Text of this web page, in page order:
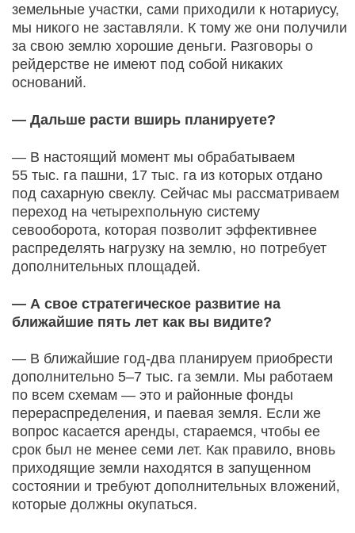
земельные участки, сами приходили к нотариусу,
мы никого не заставляли. К тому же они получили
за свою землю хорошие деньги. Разговоры о
рейдерстве не имеют под собой никаких
оснований.
— Дальше расти вширь планируете?
— В настоящий момент мы обрабатываем
55 тыс. га пашни, 17 тыс. га из которых отдано
под сахарную свеклу. Сейчас мы рассматриваем
переход на четырехпольную систему
севооборота, которая позволит эффективнее
распределять нагрузку на землю, но потребует
дополнительных площадей.
— А свое стратегическое развитие на
ближайшие пять лет как вы видите?
— В ближайшие год-два планируем приобрести
дополнительно 5–7 тыс. га земли. Мы работаем
по всем схемам — это и районные фонды
перераспределения, и паевая земля. Если же
вопрос касается аренды, стараемся, чтобы ее
срок был не менее семи лет. Как правило, вновь
приходящие земли находятся в запущенном
состоянии и требуют дополнительных вложений,
которые должны окупаться.